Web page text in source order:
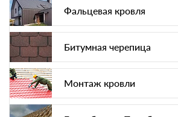
Фальцевая кровля
Битумная черепица
Монтаж кровли